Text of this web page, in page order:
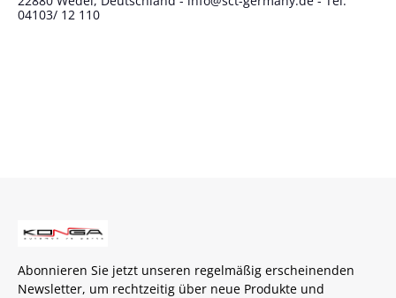
04103/ 12 110
Abonnieren Sie jetzt unseren regelmäßig erscheinenden
Newsletter, um rechtzeitig über neue Produkte und